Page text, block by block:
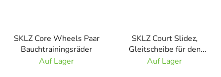
SKLZ Core Wheels Paar
Bauchtrainingsräder
Auf Lager
SKLZ Court Slidez,
Gleitscheibe für den
Innenbereich, Paar
Auf Lager